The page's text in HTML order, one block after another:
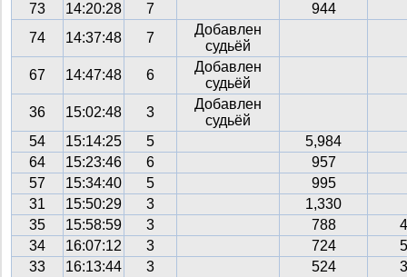
73
14:20:28 7
944
74
14:37:48 7
Добавлен
судьёй
67
14:47:48 6
Добавлен
судьёй
36
15:02:48 3
Добавлен
судьёй
54
15:14:25 5
5,984
64
15:23:46 6
957
57
15:34:40 5
995
31
15:50:29 3
1,330
35
15:58:59 3 788
34
16:07:12 3 724
33
16:13:44 3 524